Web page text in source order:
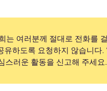
는 여러분께 절대로 전화를
유하도록 요청하지 않습니다.
스러운 활동을 신고해 주세요.